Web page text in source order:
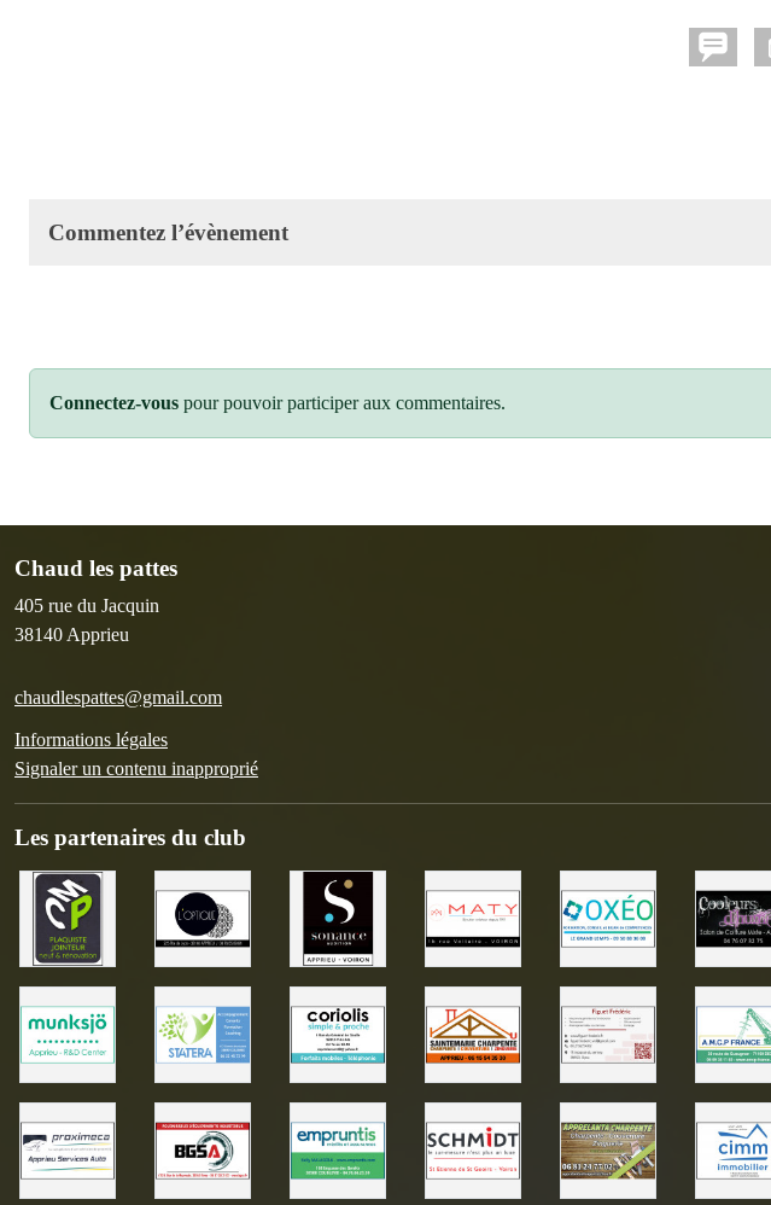
Commentez l’évènement
Connectez-vous pour pouvoir participer aux commentaires.
Chaud les pattes
405 rue du Jacquin
38140 Apprieu
chaudlespattes@gmail.com
Informations légales
Signaler un contenu inapproprié
Les partenaires du club